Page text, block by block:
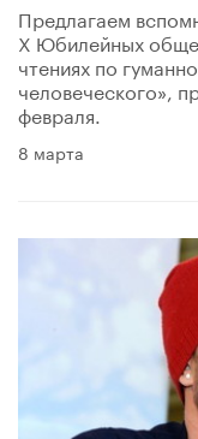
Предлагаем
X Юбилейных
чтениях по
человеческого»,
февраля.
8 марта